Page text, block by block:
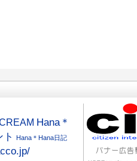
Hana＊
Hana＊Hana日記